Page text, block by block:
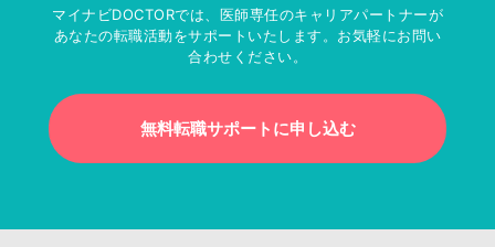
マイナビDOCTORでは、医師専任のキャリアパートナーが
あなたの転職活動をサポートいたします。お気軽にお問い
合わせください。
無料転職サポートに申し込む